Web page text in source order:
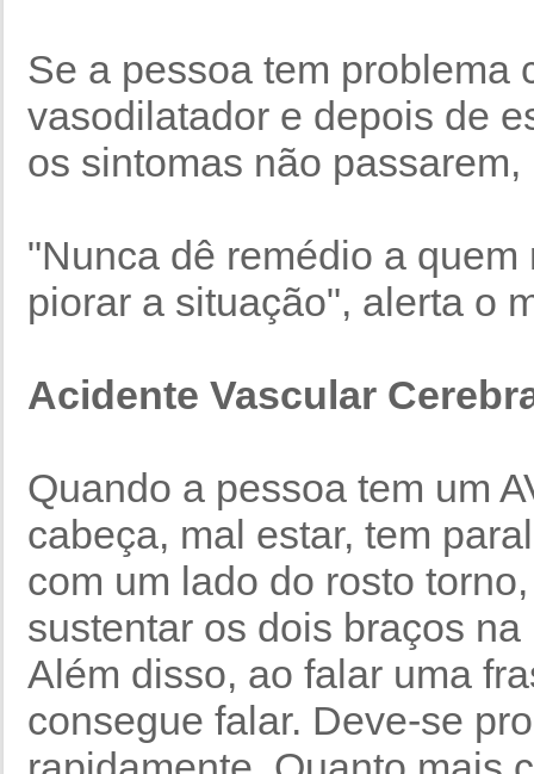
Se a pessoa tem problema
vasodilatador e depois de
os sintomas não
"Nunca dê remédio a
piorar a situação", alerta o
Acidente Vascular
Quando a pessoa tem um
cabeça, mal estar, tem
com um lado do rosto
sustentar os dois braços
Além disso, ao falar uma
consegue falar. Deve-se